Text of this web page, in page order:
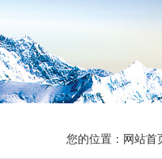
您的位置： 网站首